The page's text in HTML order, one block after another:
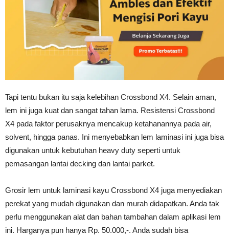
Tapi tentu bukan itu saja kelebihan Crossbond X4. Selain aman,
lem ini juga kuat dan sangat tahan lama. Resistensi Crossbond
X4 pada faktor perusaknya mencakup ketahanannya pada air,
solvent, hingga panas. Ini menyebabkan lem laminasi ini juga bisa
digunakan untuk kebutuhan heavy duty seperti untuk
pemasangan lantai decking dan lantai parket.
Grosir lem untuk laminasi kayu Crossbond X4 juga menyediakan
perekat yang mudah digunakan dan murah didapatkan. Anda tak
perlu menggunakan alat dan bahan tambahan dalam aplikasi lem
ini. Harganya pun hanya Rp. 50.000,-. Anda sudah bisa